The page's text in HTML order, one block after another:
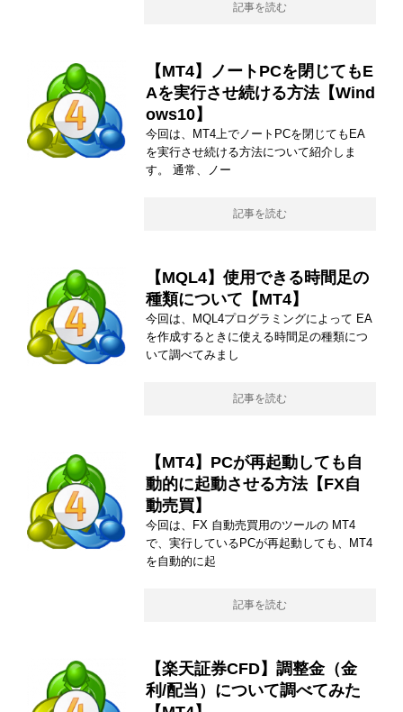
記事を読む
【MT4】ノートPCを閉じてもE
Aを実行させ続ける方法【Wind
ows10】
今回は、MT4上でノートPCを閉じてもEA
を実行させ続ける方法について紹介しま
す。 通常、ノー
記事を読む
【MQL4】使用できる時間足の
種類について【MT4】
今回は、MQL4プログラミングによって EA
を作成するときに使える時間足の種類につ
いて調べてみまし
記事を読む
【MT4】PCが再起動しても自
動的に起動させる方法【FX自
動売買】
今回は、FX 自動売買用のツールの MT4
で、実行しているPCが再起動しても、MT4
を自動的に起
記事を読む
【楽天証券CFD】調整金（金
利/配当）について調べてみた